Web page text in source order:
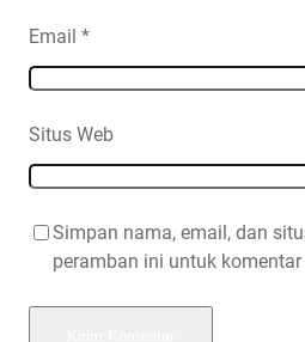
Email *
Situs Web
Simpan nama, email, dan
peramban ini untuk